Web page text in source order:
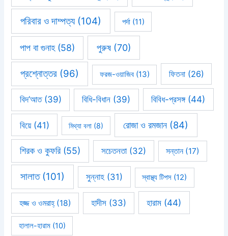
পরিবার ও দাম্পত্য(104) পর্দা(11)
পাপ বা গুনাহ(58) পুরুষ(70)
প্রশ্নোত্তর (96) ফরজ-ওয়াজিব(13) ফিতনা(26)
বিদ’আত(39) বিধি-বিধান (39) বিবিধ-প্রসঙ্গ(44)
বিয়ে(41) মিথ্যা বলা(8) রোজা ও রমজান (84)
শিরক ও কুফরি(55) সচেতনতা(32) সন্তান(17)
সালাত(101) সুন্নাহ (31) স্বাস্থ্য টিপস (12)
হজ্জ ও ওমরাহ্‌(18) হাদীস(33) হারাম (44)
হালাল-হারাম(10)